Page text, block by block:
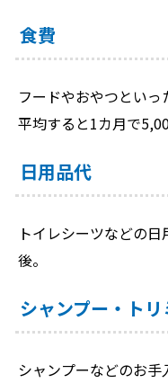
食費
フードやおやつといっ
平均すると1カ月で
日用品代
トイレシーツなどの
後。
シャンプー・ト
シャンプーなどのお